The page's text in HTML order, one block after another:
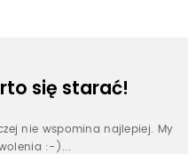
się starać!
nie wspomina najlepiej. My
:-)...